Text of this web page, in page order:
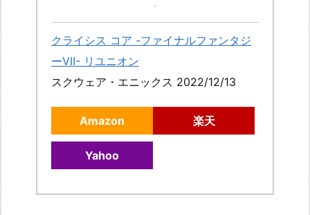
クライシス コア -ファイナルファンタジ
ーVII- リユニオン
スクウェア・エニックス 2022/12/13
Amazon 楽天
Yahoo